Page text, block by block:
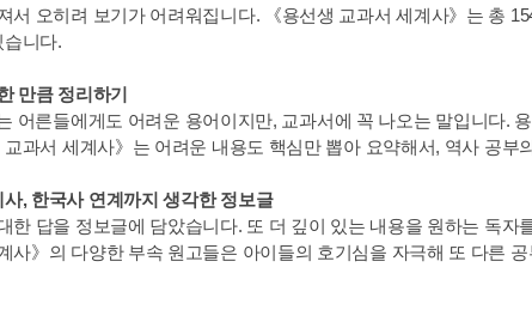
서 오히려 보기가 어려워집니다. 《용선생 교과서 세계사》는 총
습니다.
만큼 정리하기
는 어른들에게도 어려운 용어이지만, 교과서에 꼭 나오는 말입니다.
과서 세계사》는 어려운 내용도 핵심만 뽑아 요약해서, 역사 공부
, 한국사 연계까지 생각한 정보글
한 답을 정보글에 담았습니다. 또 더 깊이 있는 내용을 원하는 독자
사》의 다양한 부속 원고들은 아이들의 호기심을 자극해 또 다른